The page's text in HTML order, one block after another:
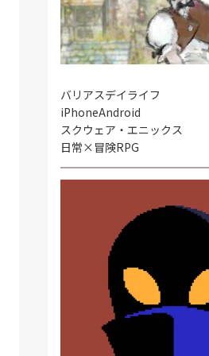
バリアスデイライフ
iPhoneAndroid
スクウェア・エニックス
日常×冒険RPG